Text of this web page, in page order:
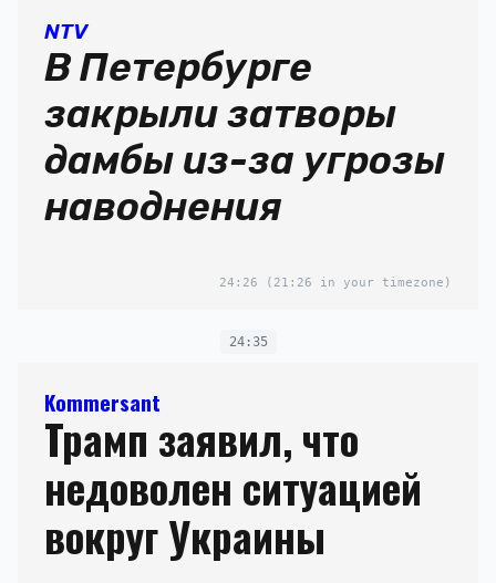
NTV
В Петербурге
закрыли затворы
дамбы из-за угрозы
наводнения
24:26 (21:26 in your timezone)
24:35
Kommersant
Трамп заявил, что
недоволен ситуацией
вокруг Украины